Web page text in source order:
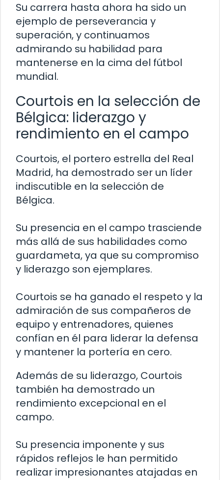
Su carrera hasta ahora ha sido un
ejemplo de perseverancia y
superación, y continuamos
admirando su habilidad para
mantenerse en la cima del fútbol
mundial.
Courtois en la selección de
Bélgica: liderazgo y
rendimiento en el campo
Courtois, el portero estrella del Real
Madrid, ha demostrado ser un líder
indiscutible en la selección de
Bélgica.
Su presencia en el campo trasciende
más allá de sus habilidades como
guardameta, ya que su compromiso
y liderazgo son ejemplares.
Courtois se ha ganado el respeto y la
admiración de sus compañeros de
equipo y entrenadores, quienes
confían en él para liderar la defensa
y mantener la portería en cero.
Además de su liderazgo, Courtois
también ha demostrado un
rendimiento excepcional en el
campo.
Su presencia imponente y sus
rápidos reflejos le han permitido
realizar impresionantes atajadas en